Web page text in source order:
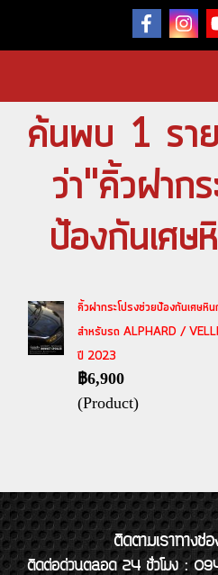
ค้นพบ 1 รา
ว่า"คิ้วฝาก
ป้องกันเศษ
คิ้วฝากระโปรงช่วยป้องกันเศษ
สำหรับรถ ALPHARD /
ปี 2023
฿6,900
(Product)
ติดตามเราทางช่อ
ติดต่อด่วนตลอด 24 ชั่วโมง :